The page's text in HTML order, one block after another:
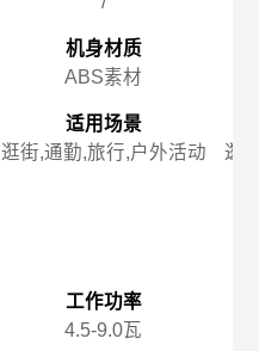
机身材质
ABS素材
适用场景
逛街,通勤,旅行,户外活动
工作功率
4.5-9.0瓦
逛